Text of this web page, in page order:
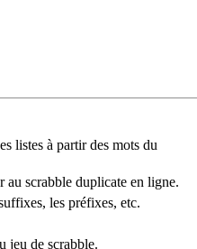
listes à partir des mots du
au scrabble duplicate en ligne.
les préfixes, etc.
jeu de scrabble.